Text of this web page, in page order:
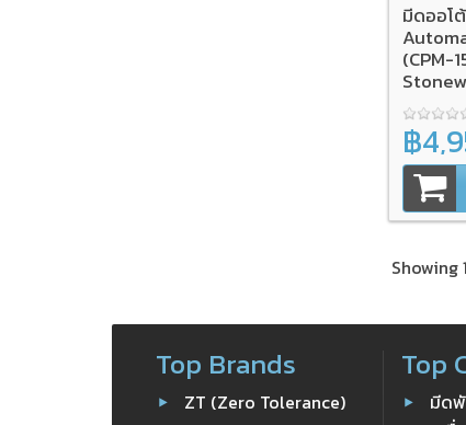
มีดออโ
(CPM-
฿
Showing
Top Brands
ZT (Zero Tolerance)
Top
มีด